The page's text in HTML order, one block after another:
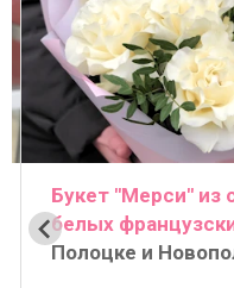
Букет "Мерси" из
белых
Полоцке и